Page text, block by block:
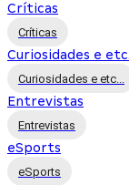
Críticas
Críticas
Curiosidades e
Curiosidades e etc...
Entrevistas
Entrevistas
eSports
eSports